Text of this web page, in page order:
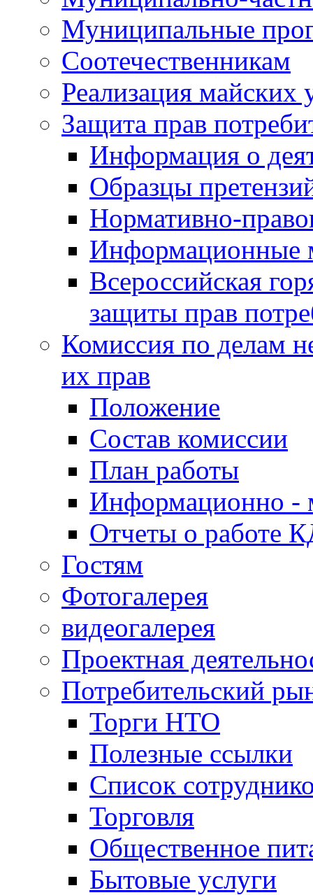
Муниципальные
Соотечественникам
Реализация майских
Защита прав
Информация о
Образцы
Нормативно-
Информационные
Всероссийская
защиты прав
Комиссия по делам
их прав
Положение
Состав комиссии
План работы
Информационно -
Отчеты о работе
Гостям
Фотогалерея
видеогалерея
Проектная
Потребительский
Торги НТО
Полезные ссылки
Список
Торговля
Общественное
Бытовые услуги